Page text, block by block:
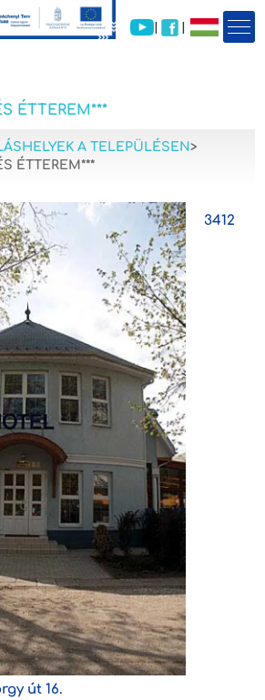
| |
ÉTTEREM***
A TELEPÜLÉSEN>
ÉTTEREM***
3412
út 16.